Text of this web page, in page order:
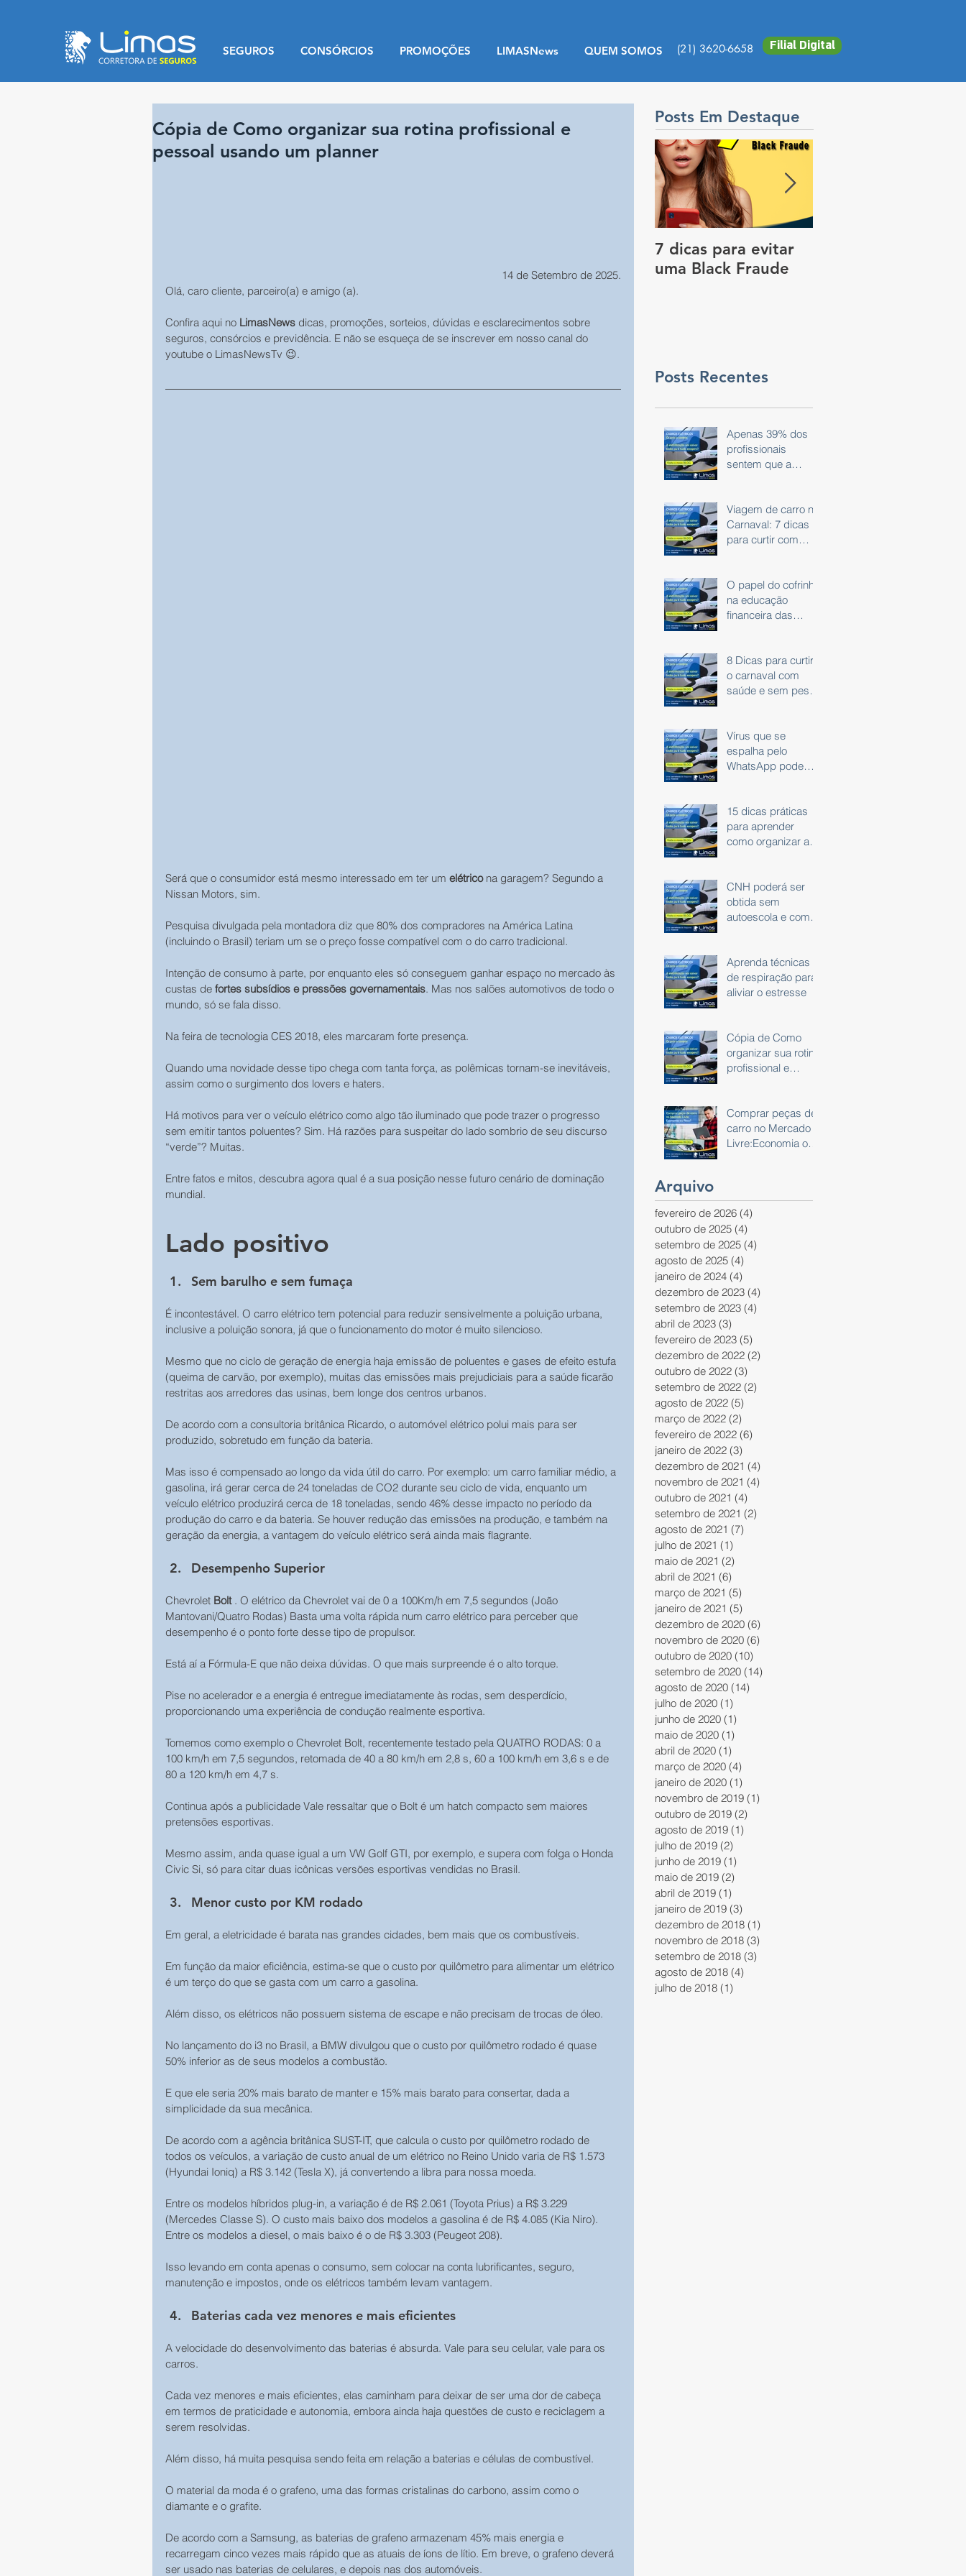
SEGUROS CONSÓRCIOS PROMOÇÕES LIMASNews QUEM SOMOS (21) 3620-6658 Filial Digital
Cópia de Como organizar sua rotina profissional e
pessoal usando um planner
14 de Setembro de 2025.
Olá, caro cliente, parceiro(a) e amigo (a).
Confira aqui no LimasNews dicas, promoções, sorteios, dúvidas e esclarecimentos sobre
seguros, consórcios e previdência. E não se esqueça de se inscrever em nosso canal do
youtube o LimasNewsTv 😉.
Será que o consumidor está mesmo interessado em ter um elétrico na garagem? Segundo a
Nissan Motors, sim.
Pesquisa divulgada pela montadora diz que 80% dos compradores na América Latina
(incluindo o Brasil) teriam um se o preço fosse compatível com o do carro tradicional.
Intenção de consumo à parte, por enquanto eles só conseguem ganhar espaço no mercado às
custas de fortes subsídios e pressões governamentais. Mas nos salões automotivos de todo o
mundo, só se fala disso.
Na feira de tecnologia CES 2018, eles marcaram forte presença.
Quando uma novidade desse tipo chega com tanta força, as polêmicas tornam-se inevitáveis,
assim como o surgimento dos lovers e haters.
Há motivos para ver o veículo elétrico como algo tão iluminado que pode trazer o progresso
sem emitir tantos poluentes? Sim. Há razões para suspeitar do lado sombrio de seu discurso
“verde”? Muitas.
Entre fatos e mitos, descubra agora qual é a sua posição nesse futuro cenário de dominação
mundial.
Lado positivo
Sem barulho e sem fumaça
É incontestável. O carro elétrico tem potencial para reduzir sensivelmente a poluição urbana,
inclusive a poluição sonora, já que o funcionamento do motor é muito silencioso.
Mesmo que no ciclo de geração de energia haja emissão de poluentes e gases de efeito estufa
(queima de carvão, por exemplo), muitas das emissões mais prejudiciais para a saúde ficarão
restritas aos arredores das usinas, bem longe dos centros urbanos.
De acordo com a consultoria britânica Ricardo, o automóvel elétrico polui mais para ser
produzido, sobretudo em função da bateria.
Mas isso é compensado ao longo da vida útil do carro. Por exemplo: um carro familiar médio, a
gasolina, irá gerar cerca de 24 toneladas de CO2 durante seu ciclo de vida, enquanto um
veículo elétrico produzirá cerca de 18 toneladas, sendo 46% desse impacto no período da
produção do carro e da bateria. Se houver redução das emissões na produção, e também na
geração da energia, a vantagem do veículo elétrico será ainda mais flagrante.
Desempenho Superior
Chevrolet Bolt . O elétrico da Chevrolet vai de 0 a 100Km/h em 7,5 segundos (João
Mantovani/Quatro Rodas) Basta uma volta rápida num carro elétrico para perceber que
desempenho é o ponto forte desse tipo de propulsor.
Está aí a Fórmula-E que não deixa dúvidas. O que mais surpreende é o alto torque.
Pise no acelerador e a energia é entregue imediatamente às rodas, sem desperdício,
proporcionando uma experiência de condução realmente esportiva.
Tomemos como exemplo o Chevrolet Bolt, recentemente testado pela QUATRO RODAS: 0 a
100 km/h em 7,5 segundos, retomada de 40 a 80 km/h em 2,8 s, 60 a 100 km/h em 3,6 s e de
80 a 120 km/h em 4,7 s.
Continua após a publicidade Vale ressaltar que o Bolt é um hatch compacto sem maiores
pretensões esportivas.
Mesmo assim, anda quase igual a um VW Golf GTI, por exemplo, e supera com folga o Honda
Civic Si, só para citar duas icônicas versões esportivas vendidas no Brasil.
Menor custo por KM rodado
Em geral, a eletricidade é barata nas grandes cidades, bem mais que os combustíveis.
Em função da maior eficiência, estima-se que o custo por quilômetro para alimentar um elétrico
é um terço do que se gasta com um carro a gasolina.
Além disso, os elétricos não possuem sistema de escape e não precisam de trocas de óleo.
No lançamento do i3 no Brasil, a BMW divulgou que o custo por quilômetro rodado é quase
50% inferior as de seus modelos a combustão.
E que ele seria 20% mais barato de manter e 15% mais barato para consertar, dada a
simplicidade da sua mecânica.
De acordo com a agência britânica SUST-IT, que calcula o custo por quilômetro rodado de
todos os veículos, a variação de custo anual de um elétrico no Reino Unido varia de R$ 1.573
(Hyundai Ioniq) a R$ 3.142 (Tesla X), já convertendo a libra para nossa moeda.
Entre os modelos híbridos plug-in, a variação é de R$ 2.061 (Toyota Prius) a R$ 3.229
(Mercedes Classe S). O custo mais baixo dos modelos a gasolina é de R$ 4.085 (Kia Niro).
Entre os modelos a diesel, o mais baixo é o de R$ 3.303 (Peugeot 208).
Isso levando em conta apenas o consumo, sem colocar na conta lubrificantes, seguro,
manutenção e impostos, onde os elétricos também levam vantagem.
Baterias cada vez menores e mais eficientes
A velocidade do desenvolvimento das baterias é absurda. Vale para seu celular, vale para os
carros.
Cada vez menores e mais eficientes, elas caminham para deixar de ser uma dor de cabeça
em termos de praticidade e autonomia, embora ainda haja questões de custo e reciclagem a
serem resolvidas.
Além disso, há muita pesquisa sendo feita em relação a baterias e células de combustível.
O material da moda é o grafeno, uma das formas cristalinas do carbono, assim como o
diamante e o grafite.
De acordo com a Samsung, as baterias de grafeno armazenam 45% mais energia e
recarregam cinco vezes mais rápido que as atuais de íons de lítio. Em breve, o grafeno deverá
ser usado nas baterias de celulares, e depois nas dos automóveis.
Posts Em Destaque
7 dicas para evitar
uma Black Fraude
Posts Recentes
Apenas 39% dos
profissionais
sentem que a
Viagem de carro no
Carnaval: 7 dicas
para curtir com
O papel do cofrinho
na educação
financeira das
8 Dicas para curtir
o carnaval com
saúde e sem peso
Vírus que se
espalha pelo
WhatsApp pode
15 dicas práticas
para aprender
como organizar as
CNH poderá ser
obtida sem
autoescola e com
Aprenda técnicas
de respiração para
aliviar o estresse
Cópia de Como
organizar sua rotina
profissional e
Comprar peças de
carro no Mercado
Livre:Economia ou
Arquivo
fevereiro de 2026 (4)
outubro de 2025 (4)
setembro de 2025 (4)
agosto de 2025 (4)
janeiro de 2024 (4)
dezembro de 2023 (4)
setembro de 2023 (4)
abril de 2023 (3)
fevereiro de 2023 (5)
dezembro de 2022 (2)
outubro de 2022 (3)
setembro de 2022 (2)
agosto de 2022 (5)
março de 2022 (2)
fevereiro de 2022 (6)
janeiro de 2022 (3)
dezembro de 2021 (4)
novembro de 2021 (4)
outubro de 2021 (4)
setembro de 2021 (2)
agosto de 2021 (7)
julho de 2021 (1)
maio de 2021 (2)
abril de 2021 (6)
março de 2021 (5)
janeiro de 2021 (5)
dezembro de 2020 (6)
novembro de 2020 (6)
outubro de 2020 (10)
setembro de 2020 (14)
agosto de 2020 (14)
julho de 2020 (1)
junho de 2020 (1)
maio de 2020 (1)
abril de 2020 (1)
março de 2020 (4)
janeiro de 2020 (1)
novembro de 2019 (1)
outubro de 2019 (2)
agosto de 2019 (1)
julho de 2019 (2)
junho de 2019 (1)
maio de 2019 (2)
abril de 2019 (1)
janeiro de 2019 (3)
dezembro de 2018 (1)
novembro de 2018 (3)
setembro de 2018 (3)
agosto de 2018 (4)
julho de 2018 (1)